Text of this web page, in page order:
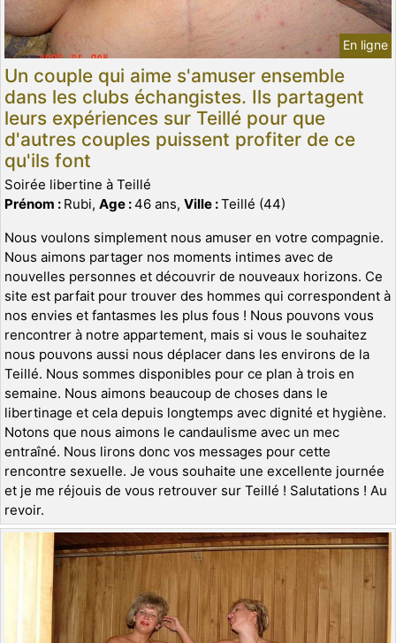
En ligne
Un couple qui aime s'amuser ensemble
dans les clubs échangistes. Ils partagent
leurs expériences sur Teillé pour que
d'autres couples puissent profiter de ce
qu'ils font
Soirée libertine à Teillé
Prénom : Rubi, Age :46 ans, Ville :Teillé (44)
Nous voulons simplement nous amuser en votre compagnie.
Nous aimons partager nos moments intimes avec de
nouvelles personnes et découvrir de nouveaux horizons. Ce
site est parfait pour trouver des hommes qui correspondent à
nos envies et fantasmes les plus fous ! Nous pouvons vous
rencontrer à notre appartement, mais si vous le souhaitez
nous pouvons aussi nous déplacer dans les environs de la
Teillé. Nous sommes disponibles pour ce plan à trois en
semaine. Nous aimons beaucoup de choses dans le
libertinage et cela depuis longtemps avec dignité et hygiène.
Notons que nous aimons le candaulisme avec un mec
entraîné. Nous lirons donc vos messages pour cette
rencontre sexuelle. Je vous souhaite une excellente journée
et je me réjouis de vous retrouver sur Teillé ! Salutations ! Au
revoir.